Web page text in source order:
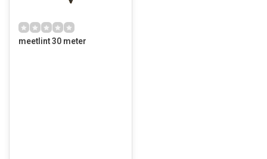
meetlint 30 meter